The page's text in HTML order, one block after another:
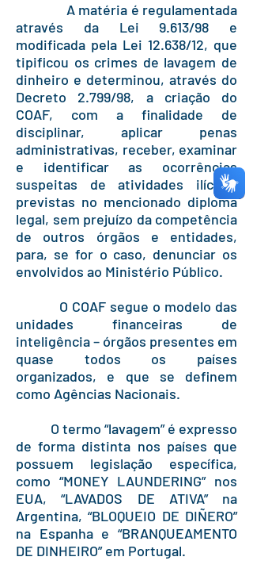
A matéria é regulamentada
através da Lei 9.613/98 e
modificada pela Lei 12.638/12, que
tipificou os crimes de lavagem de
dinheiro e determinou, através do
Decreto 2.799/98, a criação do
COAF, com a finalidade de
disciplinar, aplicar penas
administrativas, receber, examinar
e identificar as ocorrências
suspeitas de atividades ilícitas
previstas no mencionado diploma
legal, sem prejuízo da competência
de outros órgãos e entidades,
para, se for o caso, denunciar os
envolvidos ao Ministério Público.
O COAF segue o modelo das
unidades financeiras de
inteligência – órgãos presentes em
quase todos os países
organizados, e que se definem
como Agências Nacionais.
O termo “lavagem” é expresso
de forma distinta nos países que
possuem legislação específica,
como “MONEY LAUNDERING” nos
EUA, “LAVADOS DE ATIVA” na
Argentina, “BLOQUEIO DE DIÑERO”
na Espanha e “BRANQUEAMENTO
DE DINHEIRO” em Portugal.